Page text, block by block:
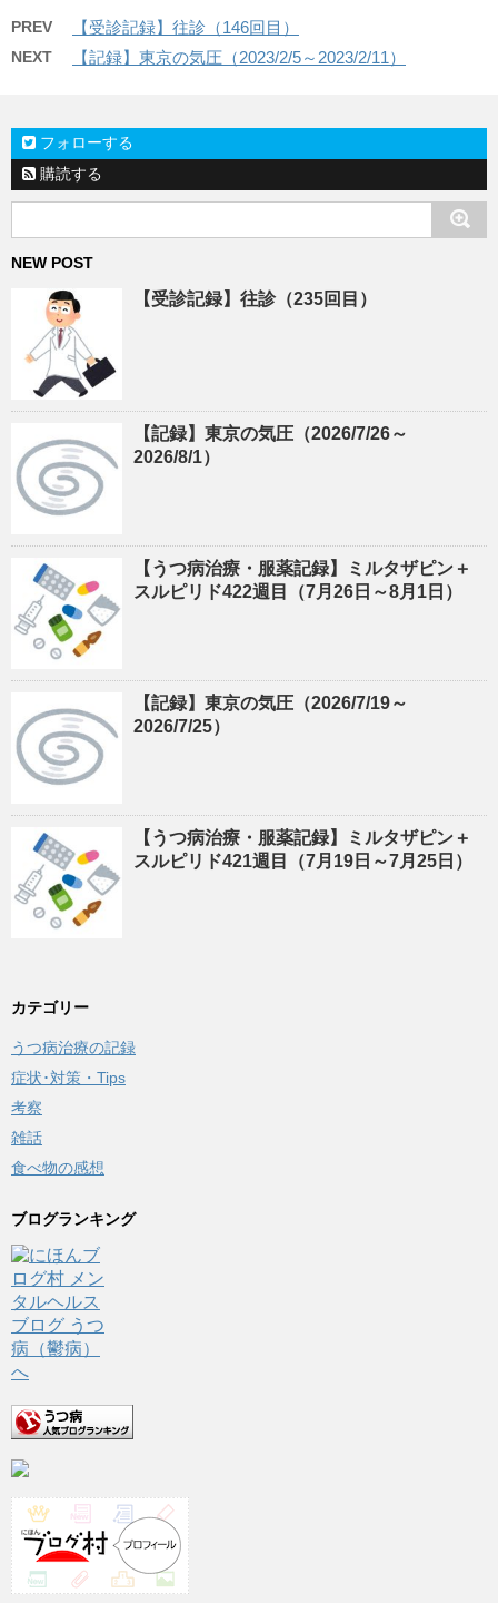
PREV 【受診記録】往診（146回目）
NEXT 【記録】東京の気圧（2023/2/5～2023/2/11）
フォローする
購読する
NEW POST
【受診記録】往診（235回目）
【記録】東京の気圧（2026/7/26～
2026/8/1）
【うつ病治療・服薬記録】ミルタザピン＋
スルピリド422週目（7月26日～8月1日）
【記録】東京の気圧（2026/7/19～
2026/7/25）
【うつ病治療・服薬記録】ミルタザピン＋
スルピリド421週目（7月19日～7月25日）
カテゴリー
うつ病治療の記録
症状･対策・Tips
考察
雑話
食べ物の感想
ブログランキング